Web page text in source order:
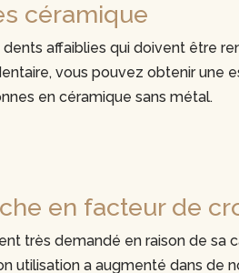
céramique
dents affaiblies qui doivent être
vous pouvez obtenir une
en céramique sans métal.
en facteur de
très demandé en raison de sa
utilisation a augmenté dans de